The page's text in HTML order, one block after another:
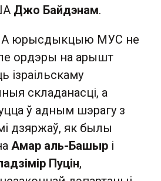
Джо Байдэнам.
юрысдыкцыю МУС не
ордэры на арышт
ізраільскаму
складанасці, а
ў адным шэрагу з
дзяржаў, як былы
Амар аль-Башыр і
Пуцін,